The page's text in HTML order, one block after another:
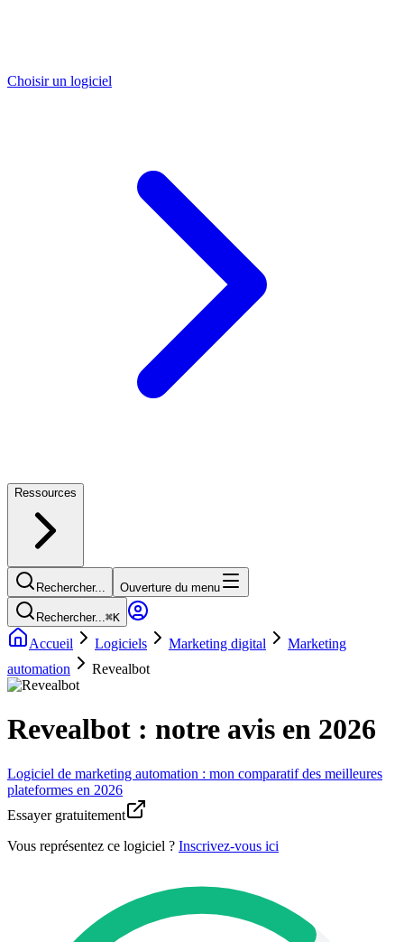
Choisir un logiciel
Ressources
Rechercher... Ouverture du menu
Rechercher...⌘K
Accueil Logiciels Marketing digital
Marketing
automation
Revealbot
Revealbot : notre avis en 2026
Logiciel de marketing automation : mon comparatif des meilleures
plateformes en 2026
Essayer gratuitement
Vous représentez ce logiciel ? Inscrivez-vous ici